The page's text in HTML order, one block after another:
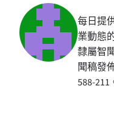
每日提
業動態
隸屬智
聞稿發
588-211